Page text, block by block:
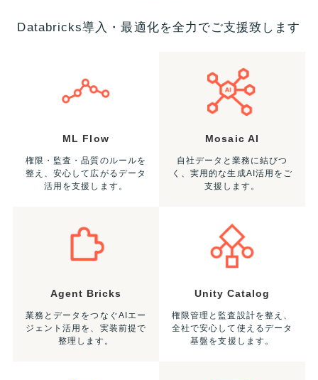
Databricks導入・最適化を全力でご支援致します
ML Flow
権限・監査・品質のルールを
整え、安心して広がるデータ
活用を支援します。
Mosaic AI
自社データと業務に結びつ
く、実用的な生成AI活用をご
支援します。
Agent Bricks
業務とデータをつなぐAIエー
ジェント活用を、実装前提で
整理します。
Unity Catalog
権限管理と監査設計を整え、
全社で安心して使えるデータ
基盤を支援します。